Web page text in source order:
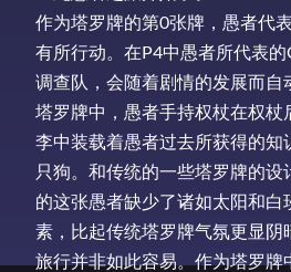
作为塔罗牌的第0张牌，愚者代
有所行动。在P4中愚者所代表
调查队，会随着剧情的发展而自
塔罗牌中，愚者手持权杖在权杖
李中装载着愚者过去所获得的知
只狗。和传统的一些塔罗牌的设
的这张愚者缺少了诸如太阳和白
素，比起传统塔罗牌气氛更显阴
旅行并非如此容易。作为塔罗牌